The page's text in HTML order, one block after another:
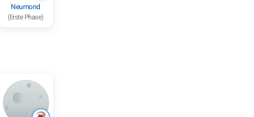
Neumond
(Erste Phase)